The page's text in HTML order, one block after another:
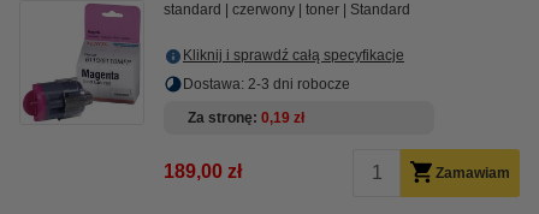
standard czerwony toner Standard
Kliknij i sprawdź całą specyfikacje
Dostawa: 2-3 dni robocze
Za stronę 0,19 zł
189,00 zł Zamawiam